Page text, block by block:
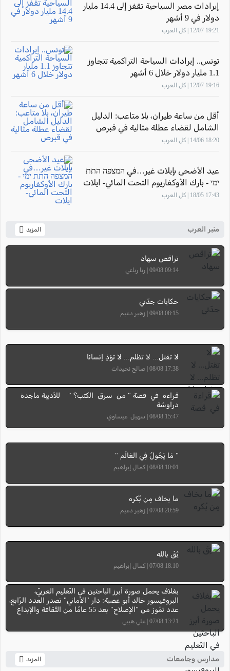
إيرادات مصر السياحية تقفز إلى 14.4 مليار
دولار في 9 أشهر
19:21 12/07 | كل العرب
تونس.. إيرادات السياحة التراكمية تتجاوز
1.1 مليار دولار خلال 6 أشهر
19:16 12/07 | كل العرب
أقل من ساعة طيران، بلا متاعب: الدليل
الشامل لقضاء عطلة مثالية في قبرص
18:20 14/06 | كل العرب
عيد الأضحى بإيلات غير…في המצפה התת
ימי - بارك الأوكفاريوم التحت المائي- ايلات
17:43 18/05 | كل العرب
منبر العرب المزيد
تراقص سهاد
09:14 09/08 | ربا رباعي
حكايات جدّتي
08:15 09/08 | زهير دعيم
لا تقتل... لا تظلم... لا تؤذِ إنسانا
17:38 08/08 | صالح نجيدات
قراءة في قصة " من سرق الكتب؟ " للأديبة ماجدة
دراوشة
15:47 08/08 | سهيل عيساوي
" مَا يَجُولُ فِي العَالَم "
10:01 08/08 | كمال إبراهيم
ما بخاف مِن بُكره
20:59 07/08 | زهير دعيم
ثِقْ بالله
18:10 07/08 | كمال إبراهيم
بغلاف يحمل صورة أبرز الباحثين في التّعليم العربيّ،
البروفيسور خالد أبو عصبة: دار "الأماني" تصدر العدد الرّابع،
عدد تمّوز من "الإصلاح" بعد 55 عامًا من الثّقافة والإبداع
13:21 07/08 | علي هيبي
مدارس وجامعات المزيد